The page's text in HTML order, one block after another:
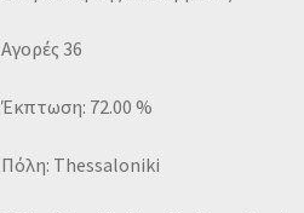
Αγορές 36
Έκπτωση: 72.00 %
Πόλη: Thessaloniki